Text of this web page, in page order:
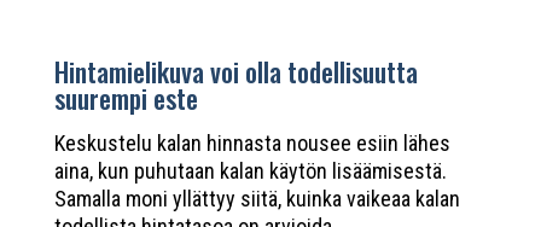
Hintamielikuva voi olla todellisuutta
suurempi este
Keskustelu kalan hinnasta nousee esiin lähes
aina, kun puhutaan kalan käytön lisäämisestä.
Samalla moni yllättyy siitä, kuinka vaikeaa kalan